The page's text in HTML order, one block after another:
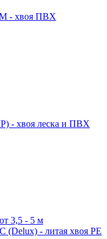
- хвоя ПВХ
- хвоя леска и ПВХ
3,5 - 5 м
- литая хвоя РЕ